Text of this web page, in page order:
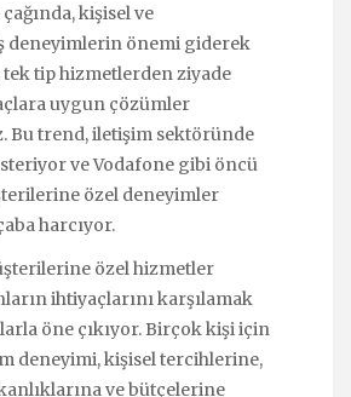
kişisel ve
deneyimlerin önemi giderek
tek tip hizmetlerden ziyade
uygun çözümler
Bu trend, iletişim sektöründe
ve Vodafone gibi öncü
özel deneyimler
harcıyor.
özel hizmetler
ihtiyaçlarını karşılamak
öne çıkıyor. Birçok kişi için
deneyimi, kişisel tercihlerine,
ve bütçelerine